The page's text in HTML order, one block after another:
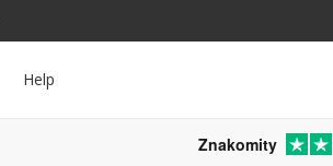
Help
Znakomity